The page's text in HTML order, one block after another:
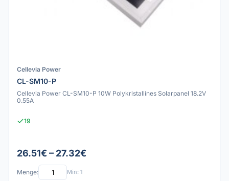
Cellevia Power
CL-SM10-P
Cellevia Power CL-SM10-P 10W Polykristallines Solarpanel 18.2V
0.55A
19
26.51€ – 27.32€
Menge: Min: 1